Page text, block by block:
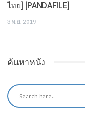
ไทย] [PANDAFILE]
3 พ.ย. 2019
ค้นหาหนัง